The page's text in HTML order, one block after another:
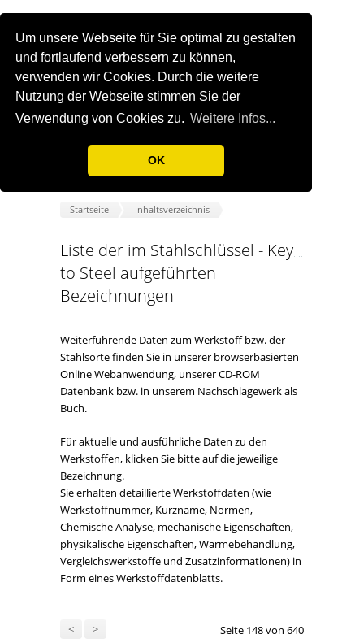
Um unsere Webseite für Sie optimal zu gestalten
und fortlaufend verbessern zu können,
verwenden wir Cookies. Durch die weitere
Nutzung der Webseite stimmen Sie der
Verwendung von Cookies zu. Weitere Infos...
OK
Startseite Inhaltsverzeichnis
Liste der im Stahlschlüssel - Key
to Steel aufgeführten
Bezeichnungen
Weiterführende Daten zum Werkstoff bzw. der
Stahlsorte finden Sie in unserer browserbasierten
Online Webanwendung, unserer CD-ROM
Datenbank bzw. in unserem Nachschlagewerk als
Buch.
Für aktuelle und ausführliche Daten zu den
Werkstoffen, klicken Sie bitte auf die jeweilige
Bezeichnung.
Sie erhalten detaillierte Werkstoffdaten (wie
Werkstoffnummer, Kurzname, Normen,
Chemische Analyse, mechanische Eigenschaften,
physikalische Eigenschaften, Wärmebehandlung,
Vergleichswerkstoffe und Zusatzinformationen) in
Form eines Werkstoffdatenblatts.
< > Seite 148 von 640